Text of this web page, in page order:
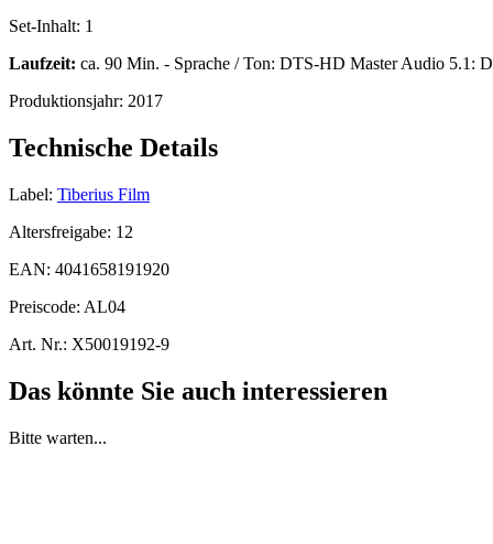
Set-Inhalt: 1
Laufzeit: ca. 90 Min. - Sprache / Ton: DTS-HD Master Audio 5.1:
Produktionsjahr: 2017
Technische Details
Label: Tiberius Film
Altersfreigabe: 12
EAN: 4041658191920
Preiscode: AL04
Art. Nr.: X50019192-9
Das könnte Sie auch interessieren
Bitte warten...